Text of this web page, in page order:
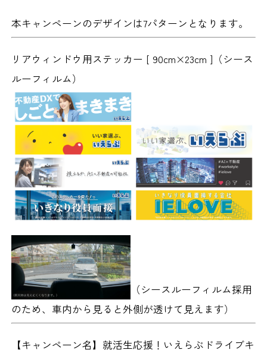
本キャンペーンのデザインは7パターンとなります。
リアウィンドウ用ステッカー [ 90cm×23cm ] （シース
ルーフィルム）
（シースルーフィルム採用
のため、車内から見ると外側が透けて見えます）
【キャンペーン名】 就活生応援！いえらぶドライブキ